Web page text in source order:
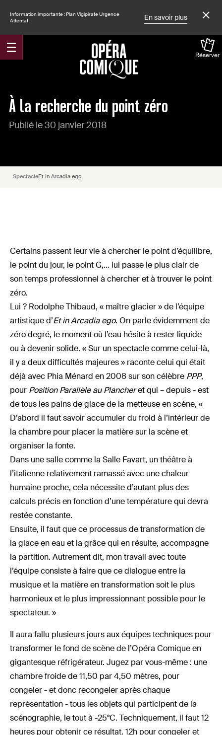
Information importante : Plan Vigipirate Urgence
Attentat
En savoir plus
Réserver
À la recherche du point zéro
Publié le 30 janvier 2018
SpectacleEt in Arcadia ego
Certains passent leur vie à chercher le point d’équilibre,
le point du jour, le point G,… lui passe le plus clair de
son temps professionnel à chercher et à trouver le point
zéro.
Lui ? Rodolphe Thibaud, « maître glacier » de l’équipe
artistique d’Et in Arcadia ego. On parle évidemment de
zéro degré, le moment où l’eau hésite à rester liquide
ou à devenir solide. « Sur un spectacle comme celui-là,
il y a deux difficultés majeures » raconte celui qui était
déjà avec Phia Ménard en 2008 sur son célèbre PPP,
pour Position Parallèle au Plancheret qui – depuis - est
de tous les pains de glace de la metteuse en scène, «
D’abord il faut savoir accumuler du froid à l’intérieur de
la chambre pour placer la matière sur la scène et
organiser la fonte.
Dans une salle comme la Salle Favart, un théâtre à
l’italienne relativement ramassé avec une chaleur
humaine proche, cela nécessite d’autant plus des
calculs précis en fonction d’une température qui devra
restée constante.
Ensuite, il faut que ce processus de transformation de
la glace en eau et la grâce qui en résulte, accompagne
la partition. Autrement dit, mon travail avec toute
l’équipe consiste à faire que ce dialogue entre la
musique et la matière en transformation soit le plus
harmonieux et le plus impressionnant possible pour le
spectateur. »
Il aura fallu plusieurs jours aux équipes techniques pour
transformer le fond de scène de l’Opéra Comique en
gigantesque réfrigérateur. Jugez par vous-même : une
chambre froide de 11,50 par 4,50 mètres, pour
congeler - et donc recongeler après chaque
représentation - tous les objets qui participent de la
scénographie, le tout à -25°C. Techniquement, il faut 12
heures pour obtenir ce résultat. 12h pour congeler et